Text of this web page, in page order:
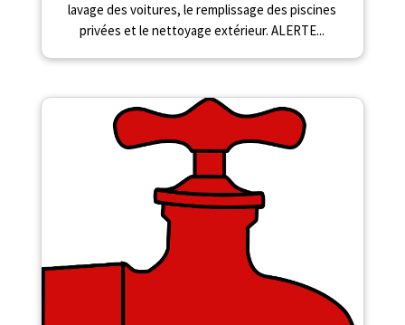
lavage des voitures, le remplissage des piscines
privées et le nettoyage extérieur. ALERTE...